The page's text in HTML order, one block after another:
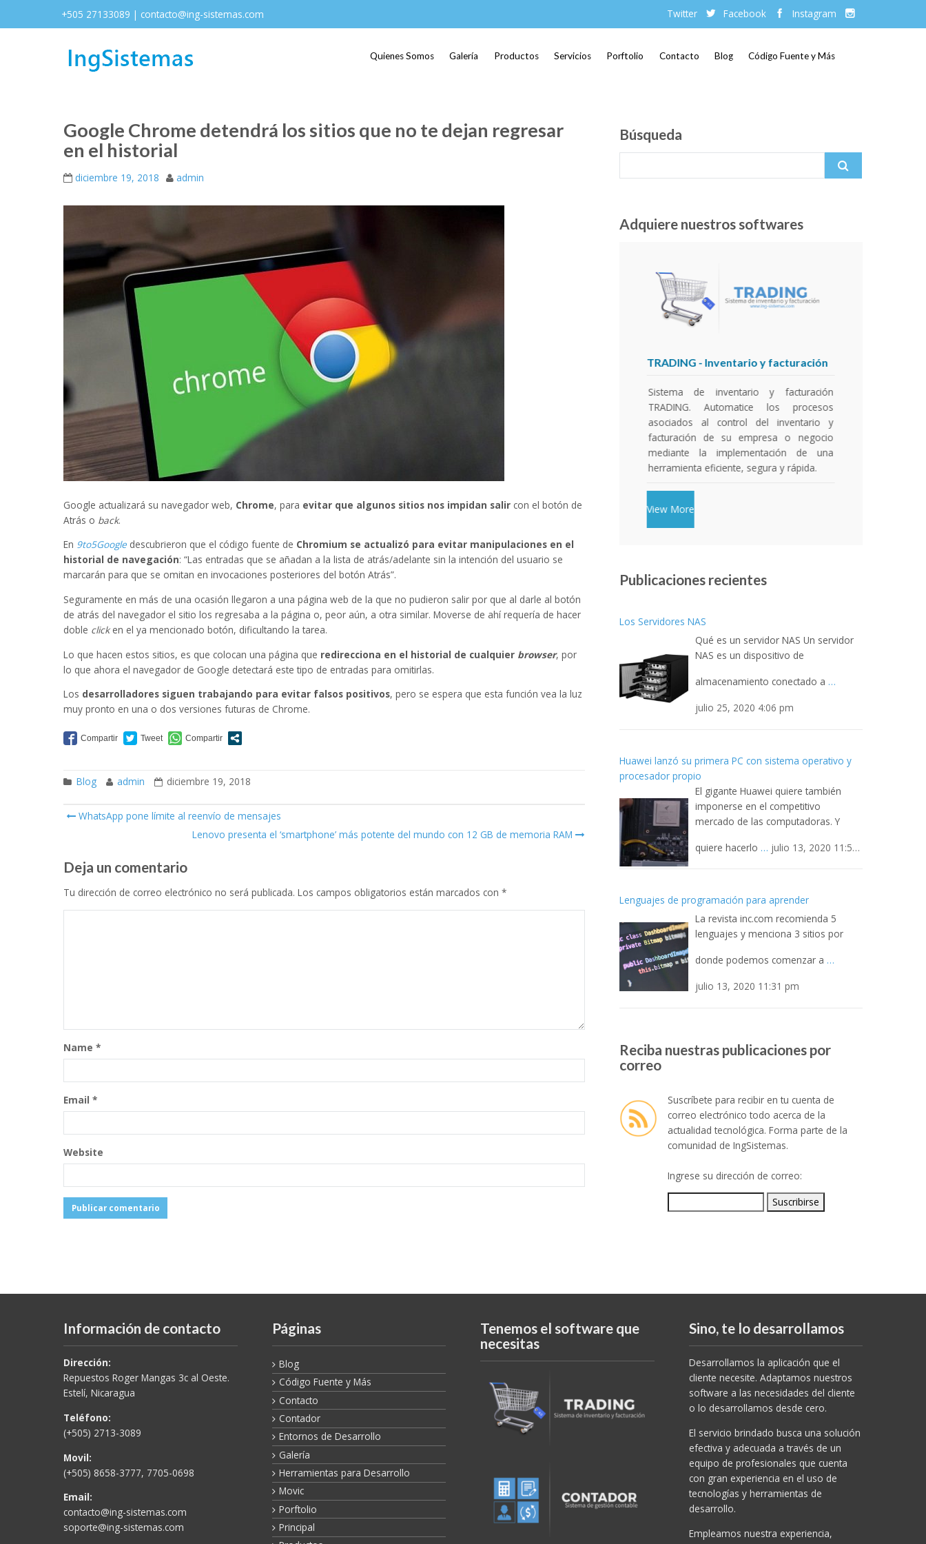
+505 27133089 | contacto@ing-sistemas.com Twitter Facebook Instagram
Quienes Somos Galería Productos Servicios Porftolio Contacto Blog Código Fuente y Más
Google Chrome detendrá los sitios que no te dejan regresar
en el historial
diciembre 19, 2018 admin
Google actualizará su navegador web, Chrome, para evitar que algunos sitios nos impidan salir con el botón de
Atrás o back.
En 9to5Google descubrieron que el código fuente de Chromium se actualizó para evitar manipulaciones en el
historial de navegación: “Las entradas que se añadan a la lista de atrás/adelante sin la intención del usuario se
marcarán para que se omitan en invocaciones posteriores del botón Atrás”.
Seguramente en más de una ocasión llegaron a una página web de la que no pudieron salir por que al darle al botón
de atrás del navegador el sitio los regresaba a la página o, peor aún, a otra similar. Moverse de ahí requería de hacer
doble clicken el ya mencionado botón, dificultando la tarea.
Lo que hacen estos sitios, es que colocan una página que redirecciona en el historial de cualquier browser, por
lo que ahora el navegador de Google detectará este tipo de entradas para omitirlas.
Los desarrolladores siguen trabajando para evitar falsos positivos, pero se espera que esta función vea la luz
muy pronto en una o dos versiones futuras de Chrome.
Blog admin diciembre 19, 2018
Post navigation
WhatsApp pone límite al reenvío de mensajes
Lenovo presenta el ‘smartphone’ más potente del mundo con 12 GB de memoria RAM
Deja un comentario
Tu dirección de correo electrónico no será publicada. Los campos obligatorios están marcados con *
Name *
Email *
Website
Búsqueda
Adquiere nuestros softwares
generando facturas o regitrando un
según la moneda en la que vendes tus
TRADING - Inventario y facturación
Sistema de inventario y facturación
TRADING. Automatice los procesos
asociados al control del inventario y
facturación de su empresa o negocio
mediante la implementación de una
herramienta eficiente, segura y rápida.
View More
Publicaciones recientes
Los Servidores NAS
Qué es un servidor NAS Un servidor
NAS es un dispositivo de
almacenamiento conectado a …
julio 25, 2020 4:06 pm
Huawei lanzó su primera PC con sistema operativo y
procesador propio
El gigante Huawei quiere también
imponerse en el competitivo
mercado de las computadoras. Y
quiere hacerlo … julio 13, 2020 11:52
Lenguajes de programación para aprender
La revista inc.com recomienda 5
lenguajes y menciona 3 sitios por
donde podemos comenzar a …
julio 13, 2020 11:31 pm
Reciba nuestras publicaciones por
correo
Suscríbete para recibir en tu cuenta de
correo electrónico todo acerca de la
actualidad tecnológica. Forma parte de la
comunidad de IngSistemas.
Ingrese su dirección de correo:
Información de contacto
Dirección:
Repuestos Roger Mangas 3c al Oeste.
Estelí, Nicaragua
Teléfono:
(+505) 2713-3089
Movil:
(+505) 8658-3777, 7705-0698
Email:
contacto@ing-sistemas.com
soporte@ing-sistemas.com
Páginas
Blog
Código Fuente y Más
Contacto
Contador
Entornos de Desarrollo
Galería
Herramientas para Desarrollo
Movic
Porftolio
Principal
Tenemos el software que
necesitas
Sino, te lo desarrollamos
Desarrollamos la aplicación que el
cliente necesite. Adaptamos nuestros
software a las necesidades del cliente
o lo desarrollamos desde cero.
El servicio brindado busca una solución
efectiva y adecuada a través de un
equipo de profesionales que cuenta
con gran experiencia en el uso de
tecnologías y herramientas de
desarrollo.
Empleamos nuestra experiencia,